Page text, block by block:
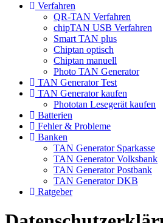
Verfahren
QR-TAN Verfahren
chipTAN USB Verfahren
Smart TAN plus
Chiptan optisch
Chiptan manuell
Photo TAN Generator
TAN Generator Test
TAN Generator kaufen
Phototan Lesegerät kaufen
Batterien
Fehler & Probleme
Banken
TAN Generator Sparkasse
TAN Generator Volksbank
TAN Generator Postbank
TAN Generator DKB
Ratgeber